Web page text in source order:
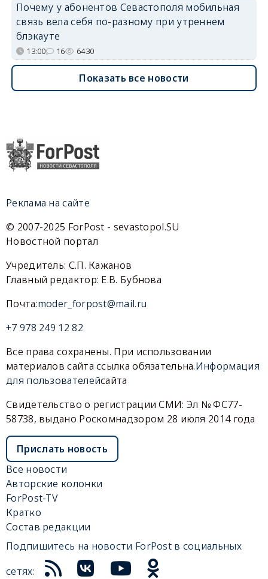
Почему у абонентов Севастополя мобильная
связь вела себя по-разному при утреннем
блэкауте
13:00 16 6430
Показать все новости
Реклама на сайте
© 2007-2025 ForPost - sevastopol.SU
Новостной портал
Учредитель: С.П. Кажанов
Главный редактор: Е.В. Бубнова
Почта:moder_forpost@mail.ru
+7 978 249 12 82
Все права сохранены. При использовании
материалов сайта ссылка обязательна.Информация
для пользователейсайта
Свидетельство о регистрации СМИ: Эл № ФС77-
58738, выдано Роскомнадзором 28 июля 2014 года
Прислать новость
Все новости
Авторские колонки
ForPost-TV
Кратко
Состав редакции
Подпишитесь на новости ForPost в социальных
сетях: